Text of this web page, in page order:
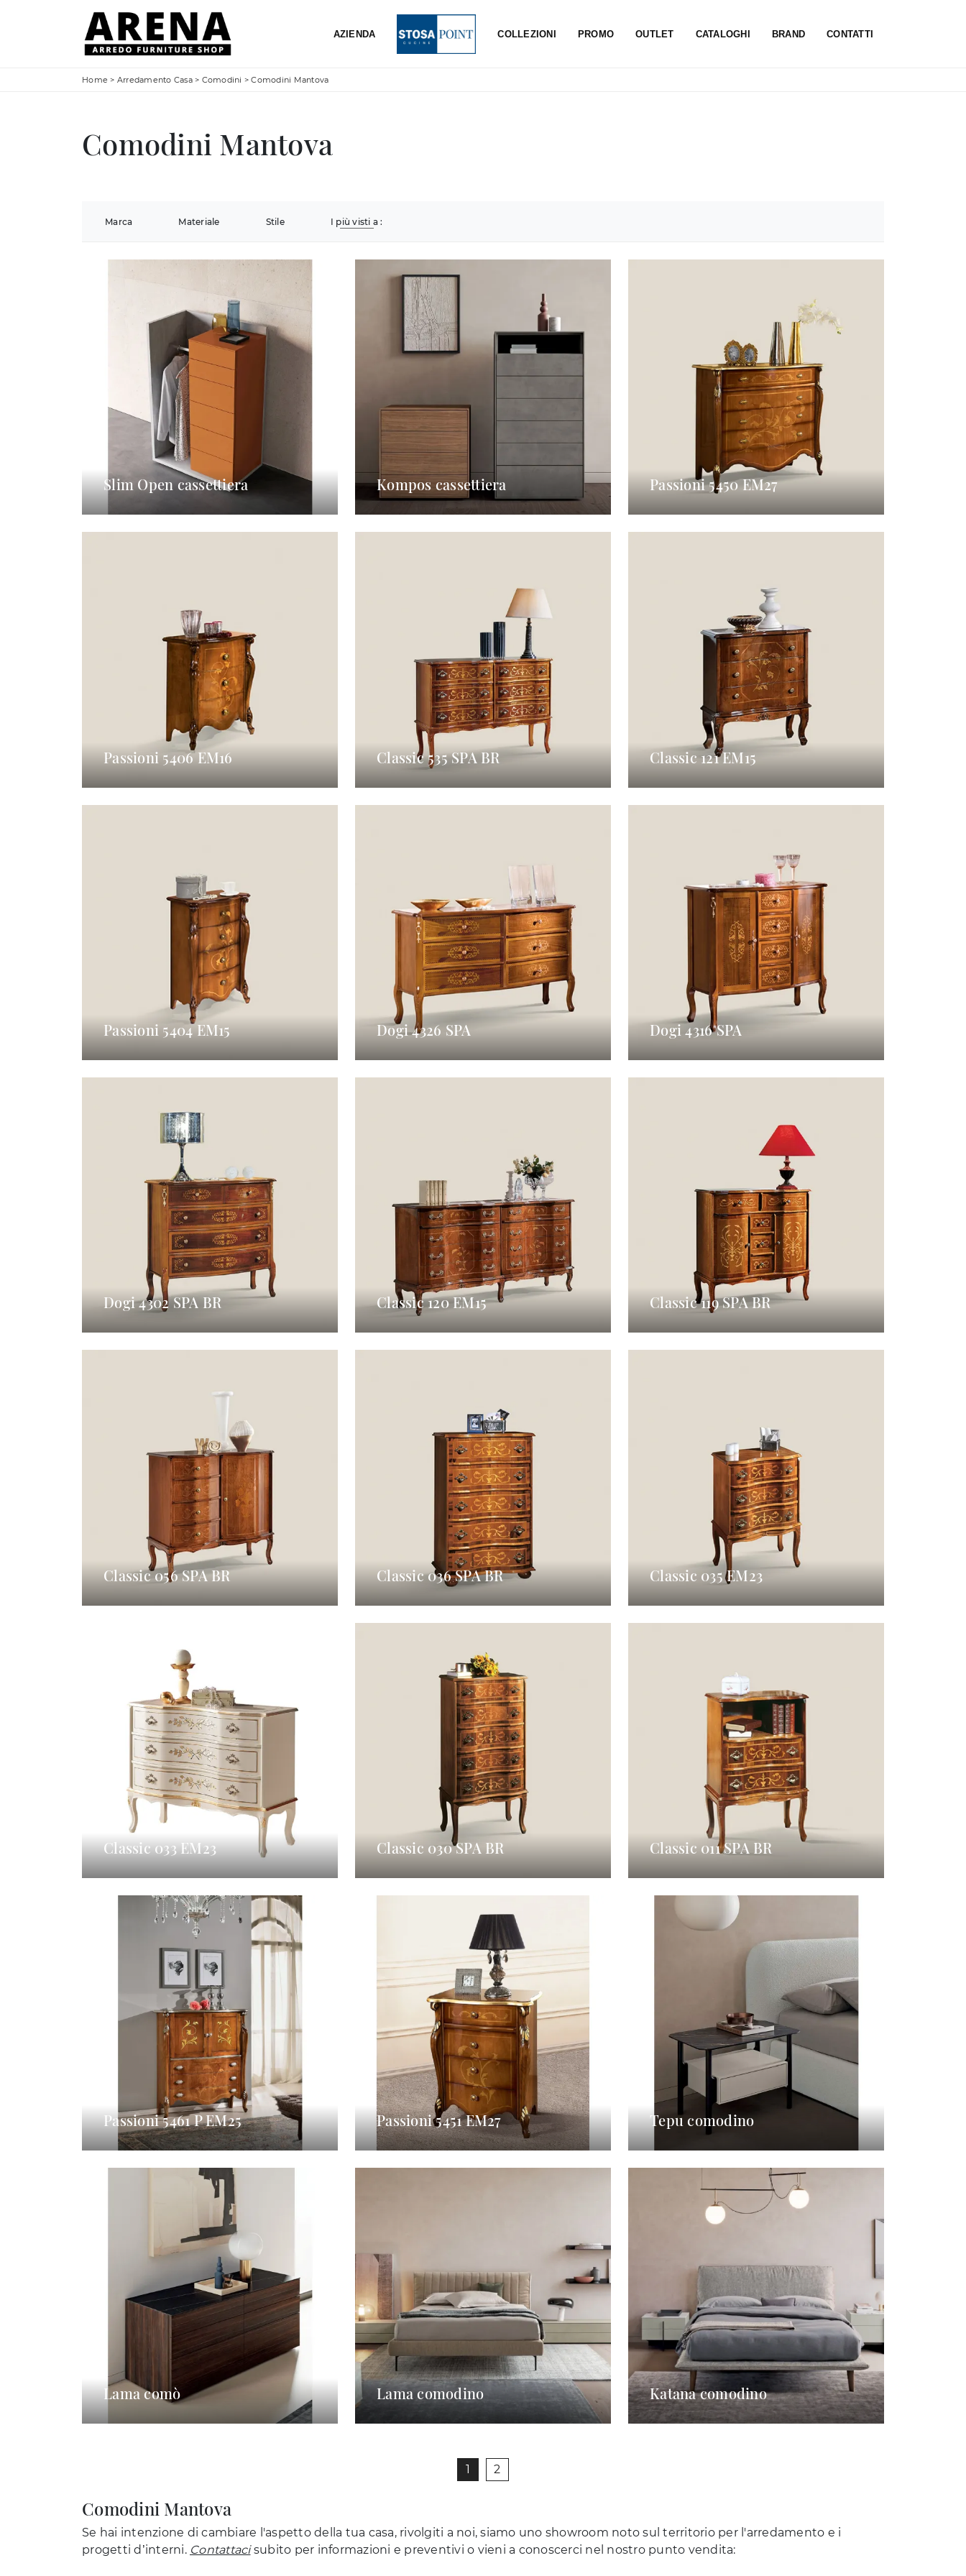
AZIENDA COLLEZIONI PROMO OUTLET CATALOGHI BRAND CONTATTI
Home > Arredamento Casa> Comodini >Comodini Mantova
Comodini Mantova
Marca Materiale Stile I più visti a :
Slim Open cassettiera Kompos cassettiera Passioni 5450 EM27
Passioni 5406 EM16 Classic 535 SPA BR Classic 121 EM15
Passioni 5404 EM15 Dogi 4326 SPA Dogi 4316 SPA
Dogi 4302 SPA BR Classic 120 EM15 Classic 119 SPA BR
Classic 056 SPA BR Classic 036 SPA BR Classic 035 EM23
Classic 033 EM23 Classic 030 SPA BR Classic 011 SPA BR
Passioni 5461 P EM25 Passioni 5451 EM27 Tepu comodino
Lama comò Lama comodino Katana comodino
1 2
Comodini Mantova
Se hai intenzione di cambiare l'aspetto della tua casa, rivolgiti a noi, siamo uno showroom noto sul territorio per l'arredamento e i
progetti d’interni. Contattacisubito per informazioni e preventivi o vieni a conoscerci nel nostro punto vendita: